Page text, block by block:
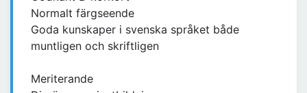
Normalt färgseende
Goda kunskaper i svenska språket både
muntligen och skriftligen
Meriterande